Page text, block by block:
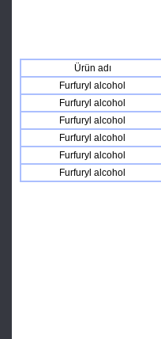
Ürün adı
Furfuryl alcohol
Furfuryl alcohol
Furfuryl alcohol
Furfuryl alcohol
Furfuryl alcohol
Furfuryl alcohol